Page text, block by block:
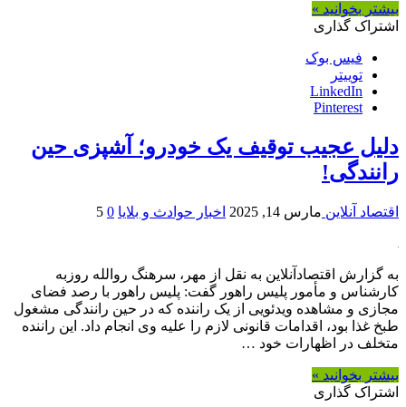
بیشتر بخوانید »
اشتراک گذاری
فیس بوک
توییتر
LinkedIn
Pinterest
دلیل عجیب توقیف یک خودرو؛ آشپزی حین
رانندگی!
اقتصاد آنلاین مارس 14, 2025 اخبار حوادث و بلایا 0
5
به گزارش اقتصادآنلاین به نقل از مهر، سرهنگ روالله روزبه
کارشناس و مأمور پلیس راهور گفت: پلیس راهور با رصد فضای
مجازی و مشاهده ویدئویی از یک راننده که در حین رانندگی مشغول
طبخ غذا بود، اقدامات قانونی لازم را علیه وی انجام داد. این راننده
متخلف در اظهارات خود …
بیشتر بخوانید »
اشتراک گذاری